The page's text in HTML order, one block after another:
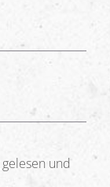
gelesen und